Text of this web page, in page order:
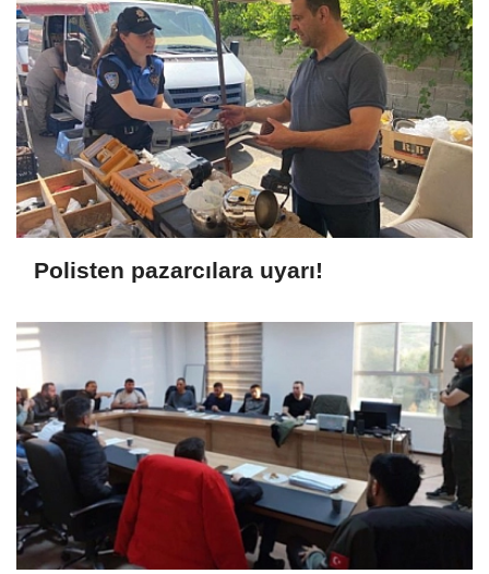
Polisten pazarcılara uyarı!